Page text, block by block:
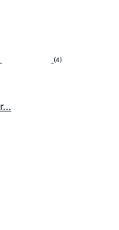
(4)